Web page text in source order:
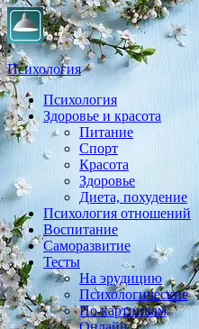
Психология
Практическая психология,
здоровье, воспитание,
Психология
Здоровье и красота
Питание
Спорт
Красота
Здоровье
Диета, похудение
Психология отношений
Воспитание
Саморазвитие
Тесты
На эрудицию
Психологические
По картинкам